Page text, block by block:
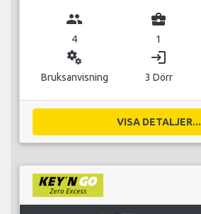
group
4
business_center
1
miscellaneous_services
Bruksanvisning
login
3 Dörr
VISA DETALJER...